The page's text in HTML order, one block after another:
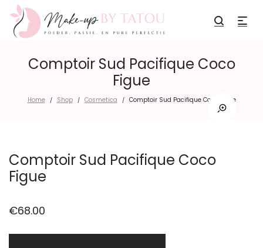
Comptoir Sud Pacifique Coco
Figue
Home / Shop / Cosmetica / Comptoir Sud Pacifique Coco Figue
Comptoir Sud Pacifique Coco
Figue
€68.00